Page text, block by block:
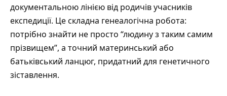
документальною лінією від родичів учасників
експедиції. Це складна генеалогічна робота:
потрібно знайти не просто “людину з таким самим
прізвищем”, а точний материнський або
батьківський ланцюг, придатний для генетичного
зіставлення.